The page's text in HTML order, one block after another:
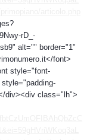
rD_-
alt="" border="1"
font>
style="font-
div><div class="lh">